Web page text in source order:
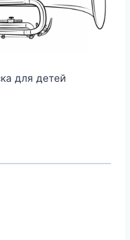
для детей